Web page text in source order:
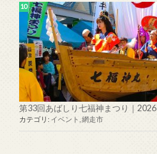
第33回あばしり七福神まつり｜2026
カテゴリ: イベント 網走市